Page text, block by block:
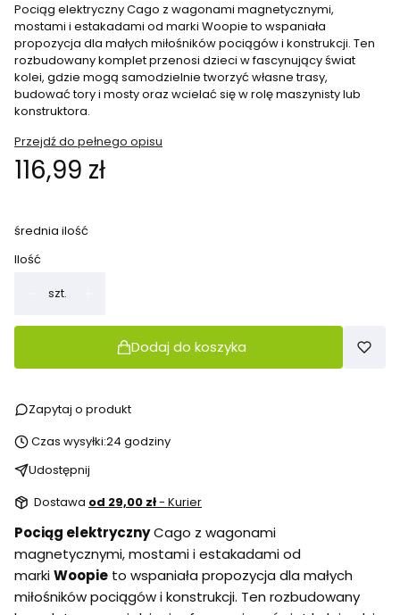
Pociąg elektryczny Cago z wagonami magnetycznymi,
mostami i estakadami od marki Woopie to wspaniała
propozycja dla małych miłośników pociągów i konstrukcji. Ten
rozbudowany komplet przenosi dzieci w fascynujący świat
kolei, gdzie mogą samodzielnie tworzyć własne trasy,
budować tory i mosty oraz wcielać się w rolę maszynisty lub
konstruktora.
Przejdź do pełnego opisu
Cena
116,99 zł
średnia ilość
Ilość
szt.
Dodaj do koszyka
Zapytaj o produkt
Czas wysyłki:24 godziny
Udostępnij
Dostawa od 29,00 zł- Kurier
Pociąg elektrycznyCago z wagonami
magnetycznymi, mostami i estakadami od
markiWoopie to wspaniała propozycja dla małych
miłośników pociągów i konstrukcji. Ten rozbudowany